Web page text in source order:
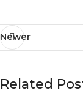
Newer
Related